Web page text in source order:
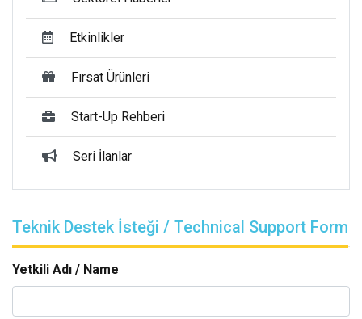
Etkinlikler
Fırsat Ürünleri
Start-Up Rehberi
Seri İlanlar
Teknik Destek İsteği / Technical Support Form
Yetkili Adı / Name